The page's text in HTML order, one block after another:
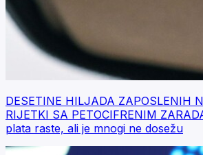
DESETINE HILJADA ZAPOSLENIH
RIJETKI SA PETOCIFRENIM
plata raste, ali je mnogi ne dosežu